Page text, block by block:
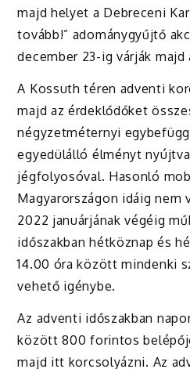
majd helyet a Debreceni
tovább!” adománygyűjtő
december 23-ig várják majd
A Kossuth téren adventi
majd az érdeklődőket
négyzetméternyi
egyedülálló élményt
jégfolyosóval. Hasonló
Magyarországon idáig nem
2022 januárjának végéig
időszakban hétköznap és
14.00 óra között mindenki
vehető igénybe.
Az adventi időszakban
között 800 forintos
majd itt korcsolyázni. Az